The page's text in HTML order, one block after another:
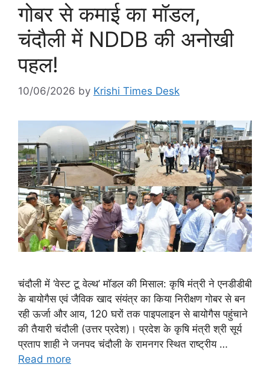
गोबर से कमाई का मॉडल,
चंदौली में NDDB की अनोखी
पहल!
10/06/2026 by Krishi Times Desk
चंदौली में ‘वेस्ट टू वेल्थ’ मॉडल की मिसाल: कृषि मंत्री ने एनडीडीबी
के बायोगैस एवं जैविक खाद संयंत्र का किया निरीक्षण गोबर से बन
रही ऊर्जा और आय, 120 घरों तक पाइपलाइन से बायोगैस पहुंचाने
की तैयारी चंदौली (उत्तर प्रदेश)। प्रदेश के कृषि मंत्री श्री सूर्य
प्रताप शाही ने जनपद चंदौली के रामनगर स्थित राष्ट्रीय …
Read more